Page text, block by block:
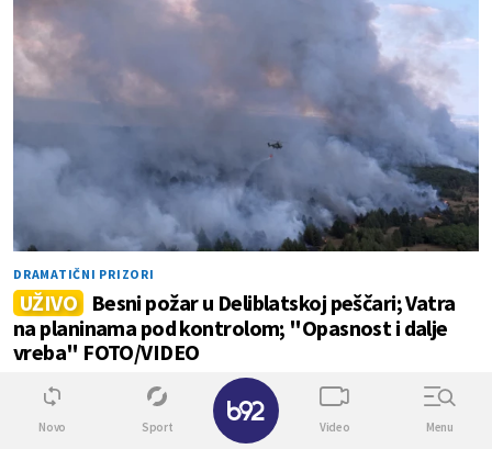
DRAMATIČNI PRIZORI
UŽIVO Besni požar u Deliblatskoj peščari; Vatra
na planinama pod kontrolom; "Opasnost i dalje
vreba" FOTO/VIDEO
Novo Sport Video Menu
✕